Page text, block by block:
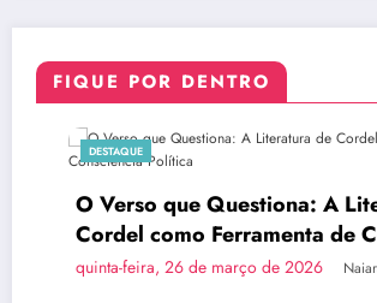
FIQUE POR DENTRO
DESTAQUE
O Verso que Questiona: A
Cordel como Ferramenta de
Política
quinta-feira, 26 de março de 2026 Naiara